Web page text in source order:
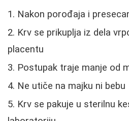
Nakon porođaja i
Krv se prikuplja iz dela
placentu
Postupak traje manje od
Ne utiče na majku ni bebu
Krv se pakuje u sterilnu